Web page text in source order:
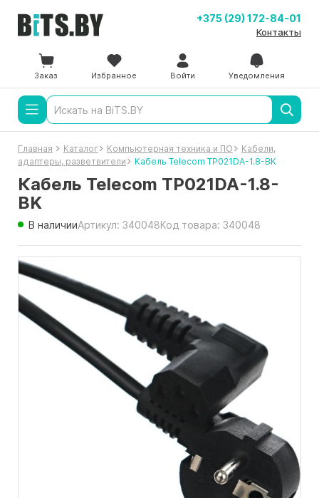
+375 (29) 172-84-01
Контакты
Заказ Избранное Войти Уведомления
Главная Каталог Компьютерная техника и ПО
Кабели,
адаптеры, разветвители
Кабель Telecom TP021DA-1.8-BK
Кабель Telecom TP021DA-1.8-
BK
В наличииАртикул: 340048Код товара: 340048